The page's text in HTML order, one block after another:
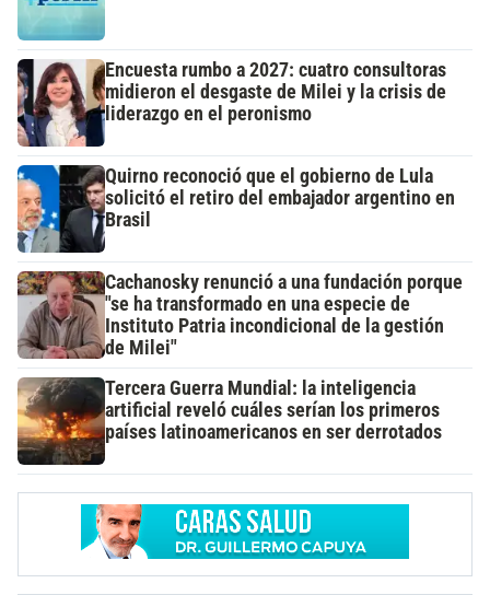
Encuesta rumbo a 2027: cuatro consultoras
midieron el desgaste de Milei y la crisis de
liderazgo en el peronismo
Quirno reconoció que el gobierno de Lula
solicitó el retiro del embajador argentino en
Brasil
Cachanosky renunció a una fundación porque
"se ha transformado en una especie de
Instituto Patria incondicional de la gestión
de Milei"
Tercera Guerra Mundial: la inteligencia
artificial reveló cuáles serían los primeros
países latinoamericanos en ser derrotados